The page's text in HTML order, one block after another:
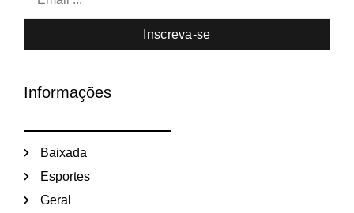
Inscreva-se
Informações
Baixada
Esportes
Geral